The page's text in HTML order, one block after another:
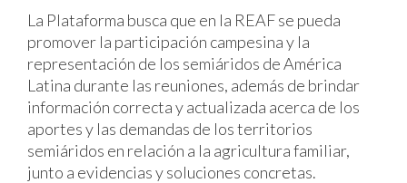
La Plataforma busca que en la REAF se pueda
promover la participación campesina y la
representación de los semiáridos de América
Latina durante las reuniones, además de brindar
información correcta y actualizada acerca de los
aportes y las demandas de los territorios
semiáridos en relación a la agricultura familiar,
junto a evidencias y soluciones concretas.